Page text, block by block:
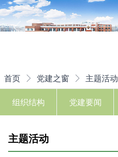
Previous
首页 党建之窗 主题活动
组织结构 党建要闻
主题活动